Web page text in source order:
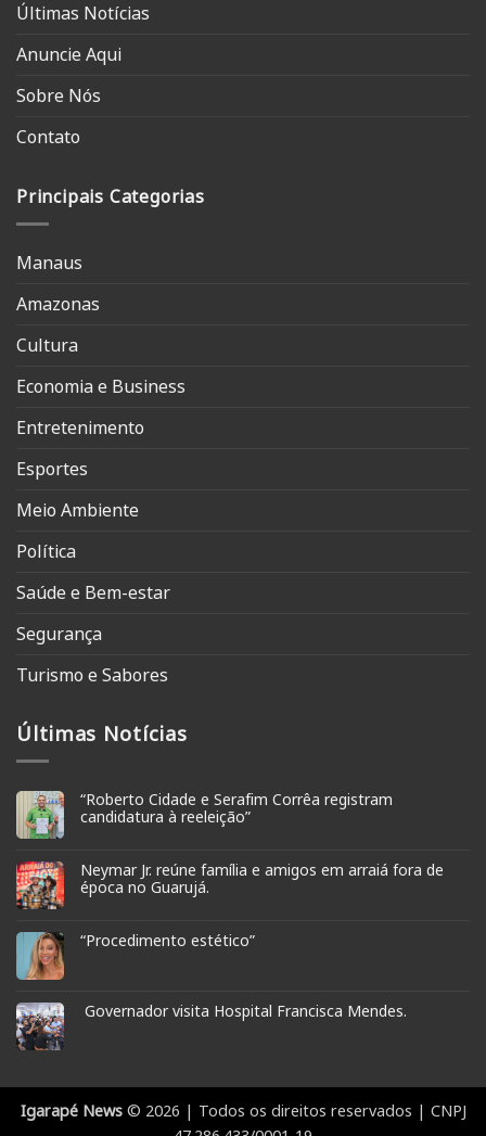
Últimas Notícias
Anuncie Aqui
Sobre Nós
Contato
Principais Categorias
Manaus
Amazonas
Cultura
Economia e Business
Entretenimento
Esportes
Meio Ambiente
Política
Saúde e Bem-estar
Segurança
Turismo e Sabores
Últimas Notícias
“Roberto Cidade e Serafim Corrêa registram
candidatura à reeleição”
Neymar Jr. reúne família e amigos em arraiá fora de
época no Guarujá.
“Procedimento estético”
Governador visita Hospital Francisca Mendes.
Igarapé News© 2026 | Todos os direitos reservados | CNPJ